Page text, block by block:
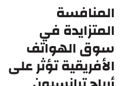
المنافسة
المتزايدة في
سوق الهواتف
الأفريقية تؤثر على